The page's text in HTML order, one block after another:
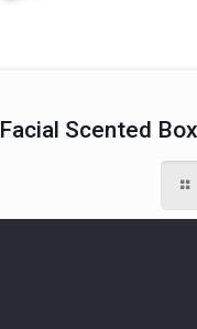
Facial Scented